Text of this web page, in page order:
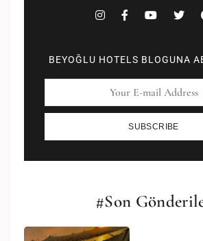
BEYOĞLU HOTELS BLOGUNA
SUBSCRIBE
#Son